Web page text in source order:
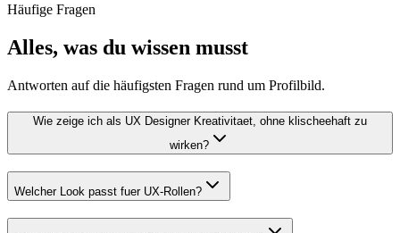
Häufige Fragen
Alles, was du wissen musst
Antworten auf die häufigsten Fragen rund um Profilbild.
Wie zeige ich als UX Designer Kreativitaet, ohne klischeehaft zu
wirken?
Welcher Look passt fuer UX-Rollen?